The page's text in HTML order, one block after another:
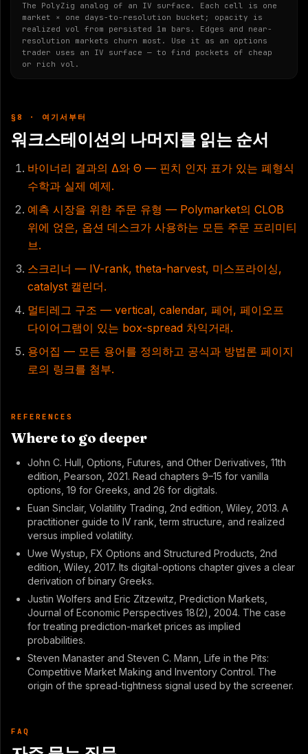
The PolyZig analog of an IV surface. Each cell is one
market × one days-to-resolution bucket; opacity is
realized vol from persisted 1m bars. Edges and near-
resolution markets churn most. Use it as an options
trader uses an IV surface — to find pockets of cheap
or rich vol.
§8 · 여기서부터
워크스테이션의 나머지를 읽는 순서
바이너리 결과의 Δ와 Θ — 핀치 인자 표가 있는 폐형식
수학과 실제 예제.
예측 시장을 위한 주문 유형 — Polymarket의 CLOB
위에 얹은, 옵션 데스크가 사용하는 모든 주문 프리미티
브.
스크리너 — IV-rank, theta-harvest, 미스프라이싱,
catalyst 캘린더.
멀티레그 구조 — vertical, calendar, 페어, 페이오프
다이어그램이 있는 box-spread 차익거래.
용어집 — 모든 용어를 정의하고 공식과 방법론 페이지
로의 링크를 첨부.
REFERENCES
Where to go deeper
John C. Hull, Options, Futures, and Other Derivatives, 11th
edition, Pearson, 2021. Read chapters 9–15 for vanilla
options, 19 for Greeks, and 26 for digitals.
Euan Sinclair, Volatility Trading, 2nd edition, Wiley, 2013. A
practitioner guide to IV rank, term structure, and realized
versus implied volatility.
Uwe Wystup, FX Options and Structured Products, 2nd
edition, Wiley, 2017. Its digital-options chapter gives a clear
derivation of binary Greeks.
Justin Wolfers and Eric Zitzewitz, Prediction Markets,
Journal of Economic Perspectives 18(2), 2004. The case
for treating prediction-market prices as implied
probabilities.
Steven Manaster and Steven C. Mann, Life in the Pits:
Competitive Market Making and Inventory Control. The
origin of the spread-tightness signal used by the screener.
FAQ